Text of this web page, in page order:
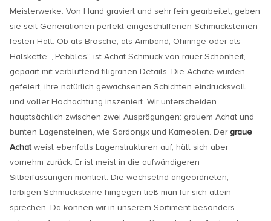
Meisterwerke. Von Hand graviert und sehr fein gearbeitet, geben
sie seit Generationen perfekt eingeschliffenen Schmucksteinen
festen Halt. Ob als Brosche, als Armband, Ohrringe oder als
Halskette: „Pebbles“ ist Achat Schmuck von rauer Schönheit,
gepaart mit verblüffend filigranen Details. Die Achate wurden
gefeiert, ihre natürlich gewachsenen Schichten eindrucksvoll
und voller Hochachtung inszeniert. Wir unterscheiden
hauptsächlich zwischen zwei Ausprägungen: grauem Achat und
bunten Lagensteinen, wie Sardonyx und Karneolen. Der graue
Achat weist ebenfalls Lagenstrukturen auf, hält sich aber
vornehm zurück. Er ist meist in die aufwändigeren
Silberfassungen montiert. Die wechselnd angeordneten,
farbigen Schmucksteine hingegen ließ man für sich allein
sprechen. Da können wir in unserem Sortiment besonders